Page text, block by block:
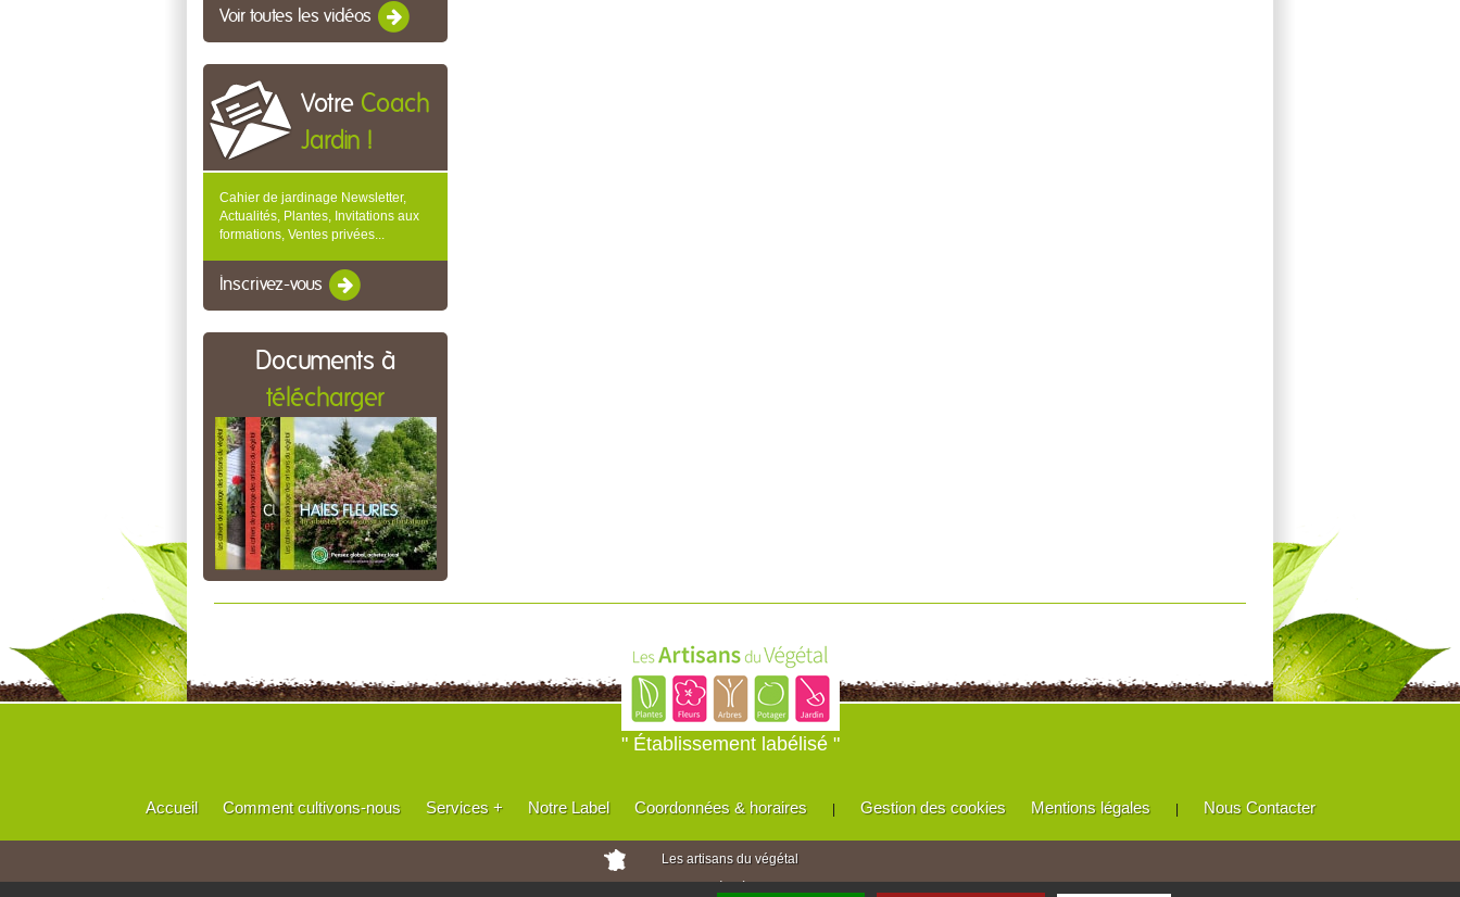
Voir toutes les vidéos
Votre Coach
Jardin !
Cahier de jardinage Newsletter,
Actualités, Plantes, Invitations aux
formations, Ventes privées...
Inscrivez-vous
Documents à
télécharger
" Établissement labélisé "
Accueil Comment cultivons-nous Services + Notre Label Coordonnées & horaires | Gestion des cookies Mentions légales | Nous Contacter
Les artisans du végétal
Horticulteurs et pépinièristes de France